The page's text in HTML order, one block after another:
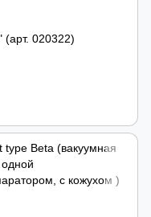
020322)